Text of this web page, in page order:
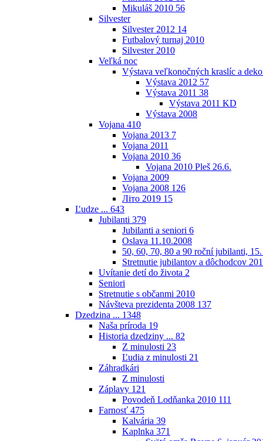
Mikuláš 2010 56
Silvester
Silvester 2012 14
Futbalový turnaj 2010
Silvester 2010
Veľká noc
Výstava veľkonočných kraslíc a
Výstava 2012 57
Výstava 2011 38
Výstava 2011 KD
Výstava 2008
Vojana 410
Vojana 2013 7
Vojana 2011
Vojana 2010 36
Vojana 2010 Pleš 26.6.
Vojana 2009
Vojana 2008 126
Літо 2019 15
Ľudze ... 643
Jubilanti 379
Jubilanti a seniori 6
Oslava 11.10.2008
50, 60, 70, 80 a 90 roční jubilanti,
Stretnutie jubilantov a dôchodcov
Uvítanie detí do života 2
Seniori
Stretnutie s občanmi 2010
Návšteva prezidenta 2008 137
Dzedzina ... 1348
Naša príroda 19
Historia dzedziny ... 82
Z minulosti 23
Ľudia z minulosti 21
Záhradkári
Z minulosti
Záplavy 121
Povodeň Lodňanka 2010 111
Farnosť 475
Kalvária 39
Kaplnka 371